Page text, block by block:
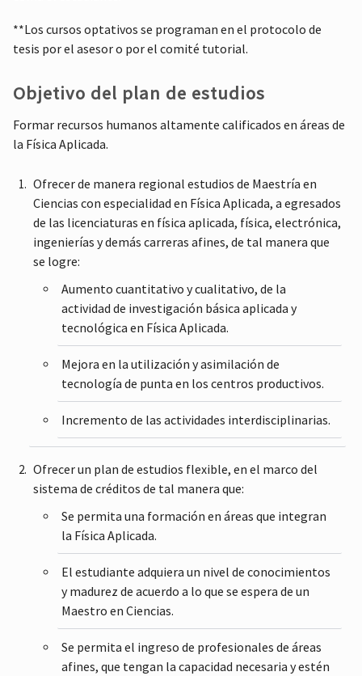
**Los cursos optativos se programan en el protocolo de
tesis por el asesor o por el comité tutorial.
Objetivo del plan de estudios
Formar recursos humanos altamente calificados en áreas de
la Física Aplicada.
Ofrecer de manera regional estudios de Maestría en
Ciencias con especialidad en Física Aplicada, a egresados
de las licenciaturas en física aplicada, física, electrónica,
ingenierías y demás carreras afines, de tal manera que
se logre:
Aumento cuantitativo y cualitativo, de la
actividad de investigación básica aplicada y
tecnológica en Física Aplicada.
Mejora en la utilización y asimilación de
tecnología de punta en los centros productivos.
Incremento de las actividades interdisciplinarias.
Ofrecer un plan de estudios flexible, en el marco del
sistema de créditos de tal manera que:
Se permita una formación en áreas que integran
la Física Aplicada.
El estudiante adquiera un nivel de conocimientos
y madurez de acuerdo a lo que se espera de un
Maestro en Ciencias.
Se permita el ingreso de profesionales de áreas
afines, que tengan la capacidad necesaria y estén